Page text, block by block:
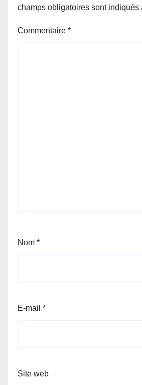
champs obligatoires sont indiqués
Commentaire *
Nom *
E-mail *
Site web